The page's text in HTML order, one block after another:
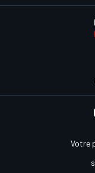
Votre